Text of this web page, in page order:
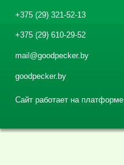
+375 (29) 321-52-13
+375 (29) 610-29-52
mail@goodpecker.by
goodpecker.by
Сайт работает на платформе